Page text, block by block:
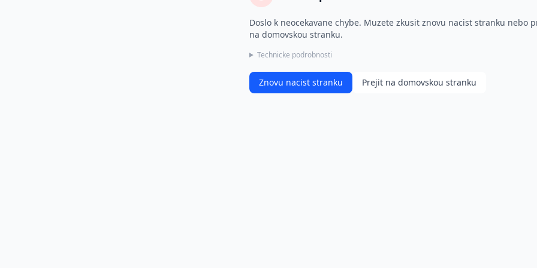
Doslo k neocekavane chybe. Muzete zkusit znovu nacist stranku nebo
na domovskou stranku.
Technicke podrobnosti
Znovu nacist stranku Prejit na domovskou stranku